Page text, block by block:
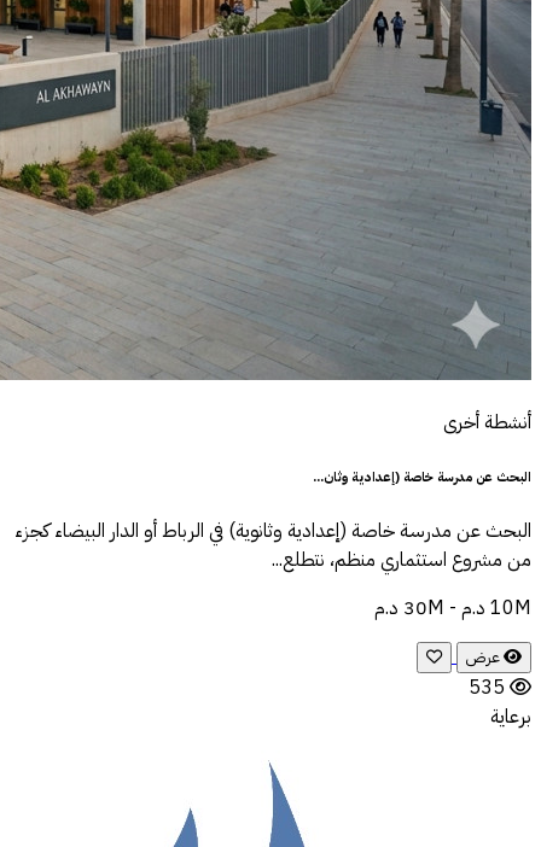
أنشطة أخرى
البحث عن مدرسة خاصة (إعدادية وثان...
البحث عن مدرسة خاصة (إعدادية وثانوية) في الرباط أو الدار البيضاء كجزء
من مشروع استثماري منظم، نتطلع...
10M د.م - 30M د.م
عرض
535
برعاية